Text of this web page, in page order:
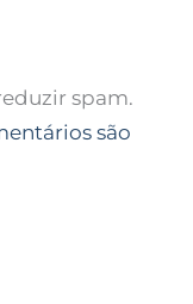
spam.
são